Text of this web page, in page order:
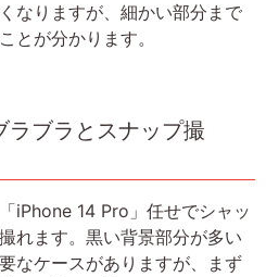
なりますが、細かい部分まで
とが分かります。
ブラとスナップ撮
iPhone 14 Pro」任せでシャッ
れます。黒い背景部分が多い
なケースがありますが、まず